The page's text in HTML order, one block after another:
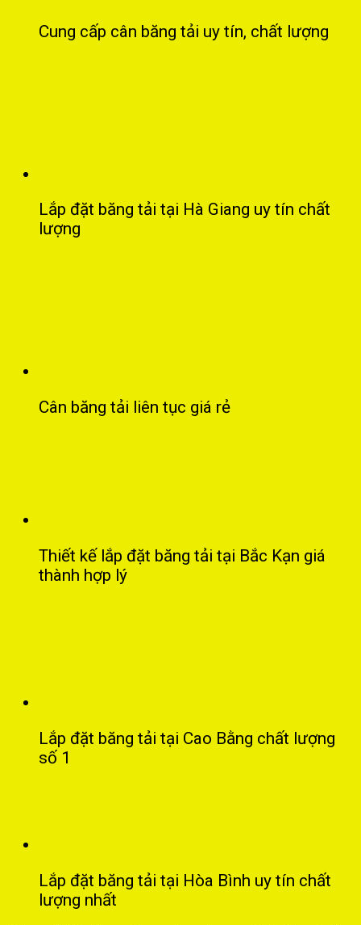
Cung cấp cân băng tải uy tín, chất lượng
Lắp đặt băng tải tại Hà Giang uy tín chất
lượng
Cân băng tải liên tục giá rẻ
Thiết kế lắp đặt băng tải tại Bắc Kạn giá
thành hợp lý
Lắp đặt băng tải tại Cao Bằng chất lượng
số 1
Lắp đặt băng tải tại Hòa Bình uy tín chất
lượng nhất